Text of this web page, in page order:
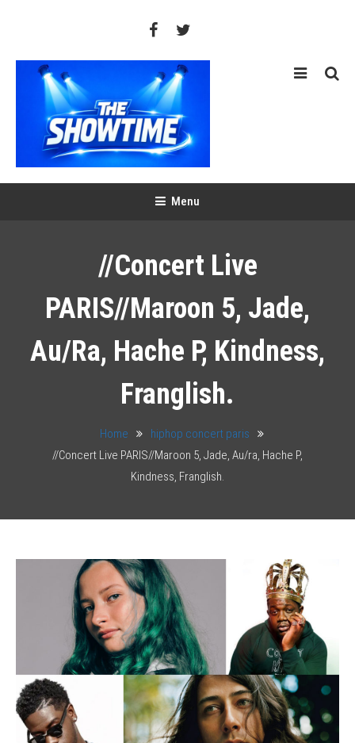
Menu
//Concert Live
PARIS//Maroon 5, Jade,
Au/ra, Hache P, Kindness,
Franglish.
Home
hiphop concert paris
//Concert Live PARIS//Maroon 5, Jade, Au/ra, Hache P,
Kindness, Franglish.